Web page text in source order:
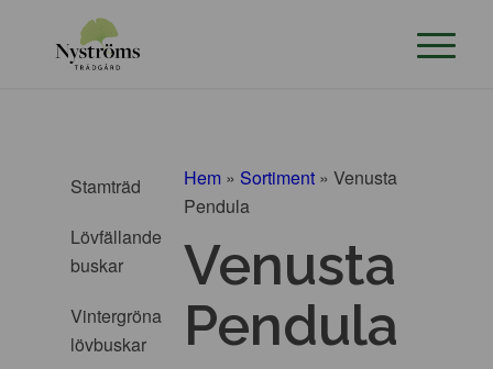
Stamträd
Lövfällande
buskar
Vintergröna
lövbuskar
Hem » Sortiment »Venusta
Pendula
Venusta
Pendula